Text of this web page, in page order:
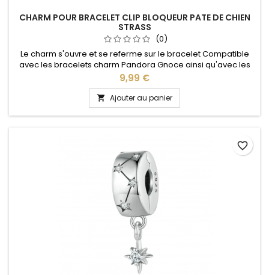
CHARM POUR BRACELET CLIP BLOQUEUR PATE DE CHIEN
STRASS
(0)
Le charm s'ouvre et se referme sur le bracelet Compatible
avec les bracelets charm Pandora Gnoce ainsi qu'avec les
bracelets charm de notre site idéal pour : Noël, Saint Valentin,
anniversaire, cadeau, fête
Prix
9,99 €
 Ajouter au panier
favorite_border